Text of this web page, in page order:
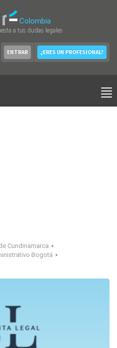
Colombia
a tus dudas legales
ENTRAR ¿ERES UN PROFESIONAL?
Cundinamarca
Bogotá